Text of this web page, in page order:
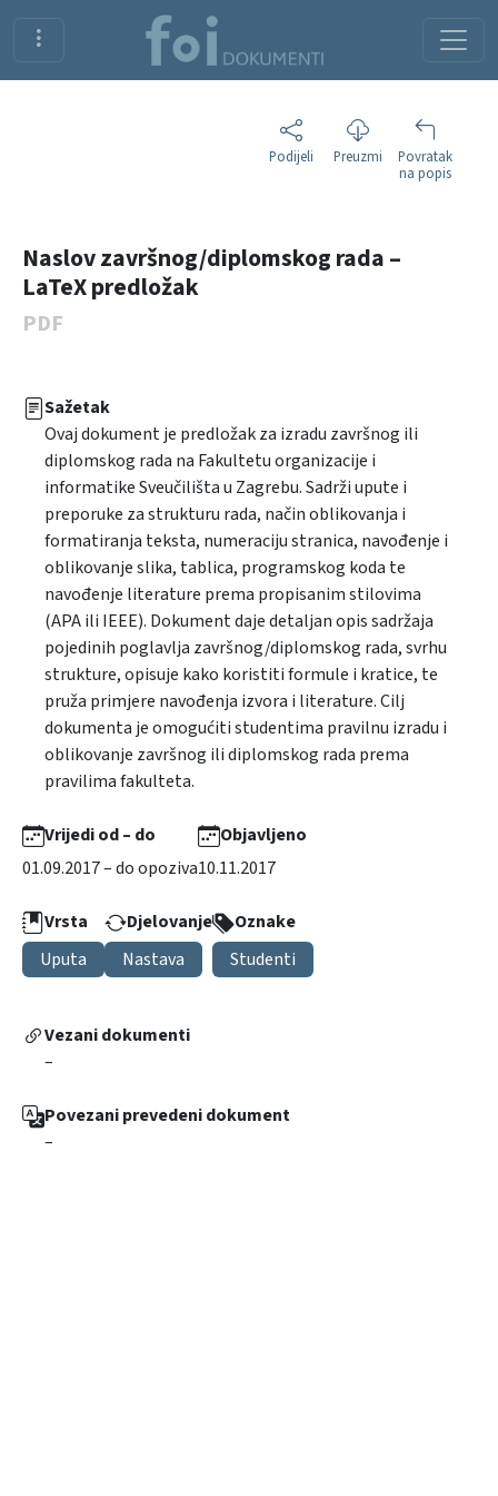
Podijeli Preuzmi
Povratak
na popis
Naslov završnog/diplomskog rada –
LaTeX predložak
PDF
Sažetak
Ovaj dokument je predložak za izradu završnog ili
diplomskog rada na Fakultetu organizacije i
informatike Sveučilišta u Zagrebu. Sadrži upute i
preporuke za strukturu rada, način oblikovanja i
formatiranja teksta, numeraciju stranica, navođenje i
oblikovanje slika, tablica, programskog koda te
navođenje literature prema propisanim stilovima
(APA ili IEEE). Dokument daje detaljan opis sadržaja
pojedinih poglavlja završnog/diplomskog rada, svrhu
strukture, opisuje kako koristiti formule i kratice, te
pruža primjere navođenja izvora i literature. Cilj
dokumenta je omogućiti studentima pravilnu izradu i
oblikovanje završnog ili diplomskog rada prema
pravilima fakulteta.
Vrijedi od – do
01.09.2017 – do opoziva
Objavljeno
10.11.2017
Vrsta
Uputa
Djelovanje
Nastava
Oznake
Studenti
Vezani dokumenti
–
Povezani prevedeni dokument
–